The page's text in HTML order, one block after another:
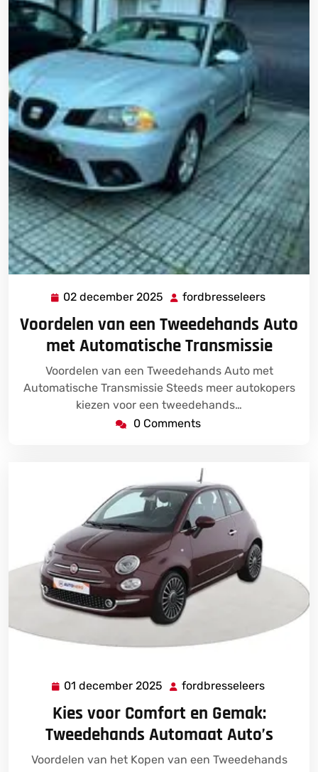
02 december 2025 02
december
2025
fordbresseleers
Voordelen van een Tweedehands Auto
met Automatische Transmissie
Voordelen van een Tweedehands Auto met
Automatische Transmissie Steeds meer autokopers
kiezen voor een tweedehands…
0 Comments
01 december 2025 01
december
2025
fordbresseleers
Kies voor Comfort en Gemak:
Tweedehands Automaat Auto’s
Voordelen van het Kopen van een Tweedehands